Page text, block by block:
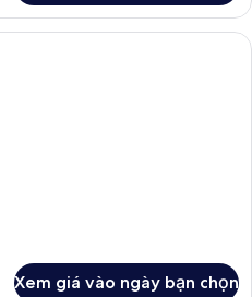
Phòng Suite Cao cấp | Bộ đồ
Xem giá vào ngày bạn chọn